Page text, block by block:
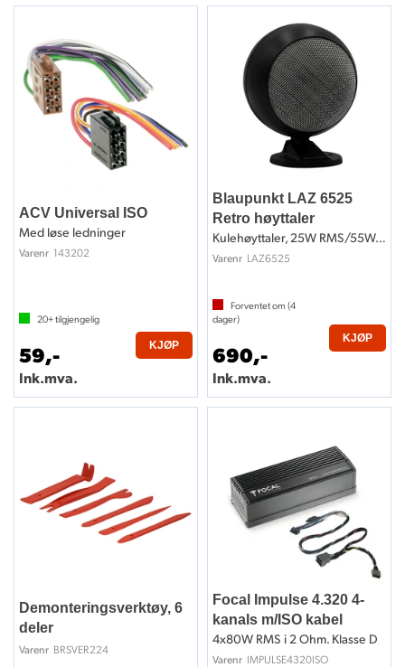
ACV Universal ISO
Med løse ledninger
Varenr 143202
20+tilgjengelig
59,-
Ink.mva.
KJØP
Blaupunkt LAZ 6525
Retro høyttaler
Kulehøyttaler, 25W RMS/55W, pris per stk
Varenr LAZ6525
Forventet om (4
dager)
690,-
Ink.mva.
KJØP
Demonteringsverktøy, 6
deler
Varenr BRSVER224
Focal Impulse 4.320 4-
kanals m/ISO kabel
4x80W RMS i 2 Ohm. Klasse D
Varenr IMPULSE4320ISO